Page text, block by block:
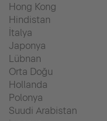
Hong Kong
Hindistan
İtalya
Japonya
Lübnan
Orta Doğu
Hollanda
Polonya
Suudi Arabistan